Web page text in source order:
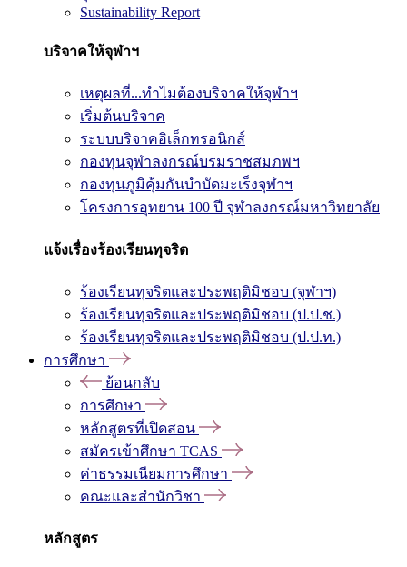
Sustainability Report
บริจาคให้จุฬาฯ
เหตุผลที่...ทำไมต้องบริจาคให้จุฬาฯ
เริ่มต้นบริจาค
ระบบบริจาคอิเล็กทรอนิกส์
กองทุนจุฬาลงกรณ์บรมราชสมภพฯ
กองทุนภูมิคุ้มกันบำบัดมะเร็งจุฬาฯ
โครงการอุทยาน 100 ปี จุฬาลงกรณ์มหาวิทยาลัย
แจ้งเรื่องร้องเรียนทุจริต
ร้องเรียนทุจริตและประพฤติมิชอบ (จุฬาฯ)
ร้องเรียนทุจริตและประพฤติมิชอบ (ป.ป.ช.)
ร้องเรียนทุจริตและประพฤติมิชอบ (ป.ป.ท.)
การศึกษา
ย้อนกลับ
การศึกษา
หลักสูตรที่เปิดสอน
สมัครเข้าศึกษา TCAS
ค่าธรรมเนียมการศึกษา
คณะและสำนักวิชา
หลักสูตร